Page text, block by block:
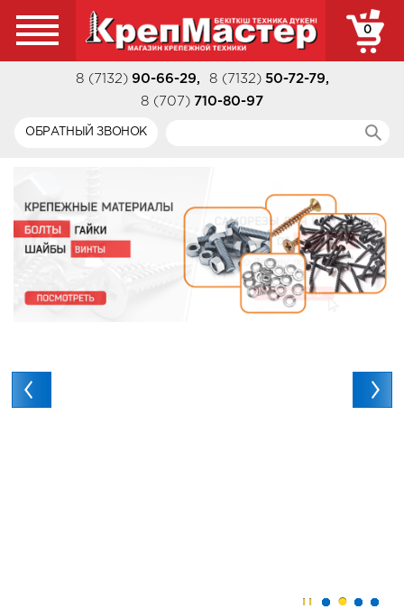
0
8 (7132) 90-66-29, 8 (7132) 50-72-79,
8 (707) 710-80-97
ОБРАТНЫЙ ЗВОНОК